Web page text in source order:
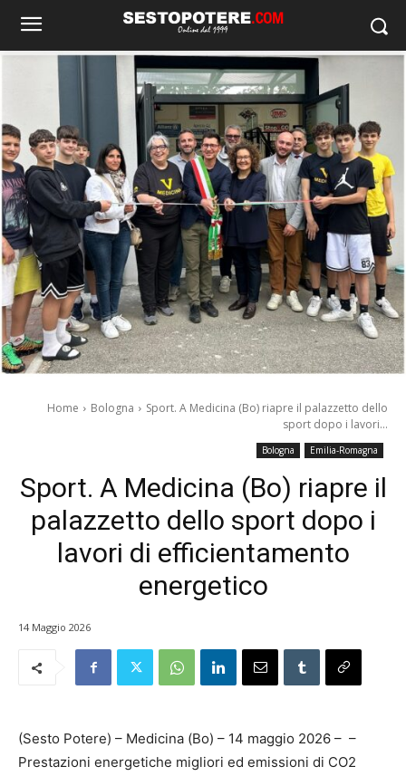
Home Bologna
Sport. A Medicina (Bo) riapre il palazzetto dello
sport dopo i lavori...
Bologna Emilia-Romagna
Sport. A Medicina (Bo) riapre il
palazzetto dello sport dopo i
lavori di efficientamento
energetico
14 Maggio 2026
(Sesto Potere) – Medicina (Bo) – 14 maggio 2026 – –
Prestazioni energetiche migliori ed emissioni di CO2